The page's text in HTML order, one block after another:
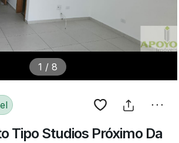
1 / 8
Tipo Studios Próximo Da